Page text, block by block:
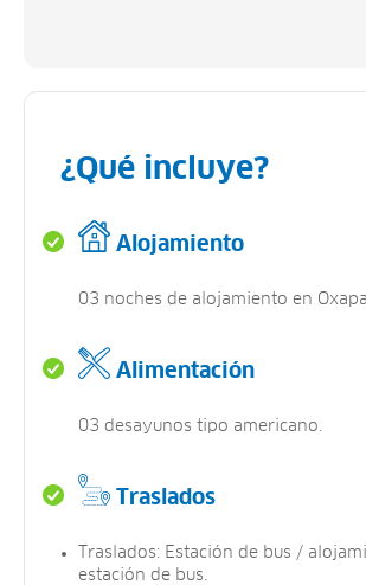
¿Qué incluye?
Alojamiento
03 noches de alojamiento en
Alimentación
03 desayunos tipo americano.
Traslados
Traslados: Estación de bus /
estación de bus.